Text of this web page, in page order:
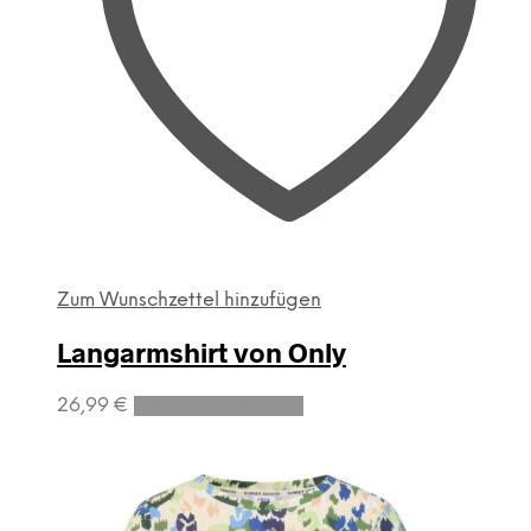
Zum Wunschzettel hinzufügen
Langarmshirt von Only
26,99 €
Dieses
mehrere
Varianten
auf.